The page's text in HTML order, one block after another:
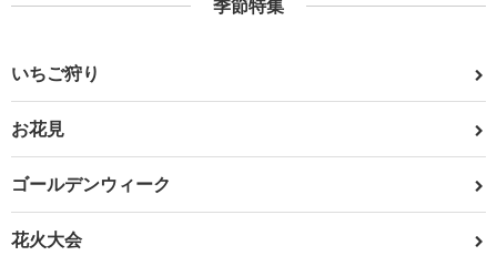
季節特集
いちご狩り
お花見
ゴールデンウィーク
花火大会